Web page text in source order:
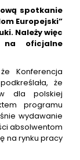
spotkanie
Europejski”
Należy więc
oficjalne
Konferencja
że
dla polskiej
programu
wydawanie
absolwentom
na rynku pracy